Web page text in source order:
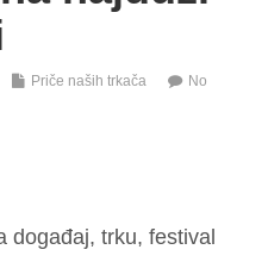
Priče naših trkača
No
događaj, trku, festival